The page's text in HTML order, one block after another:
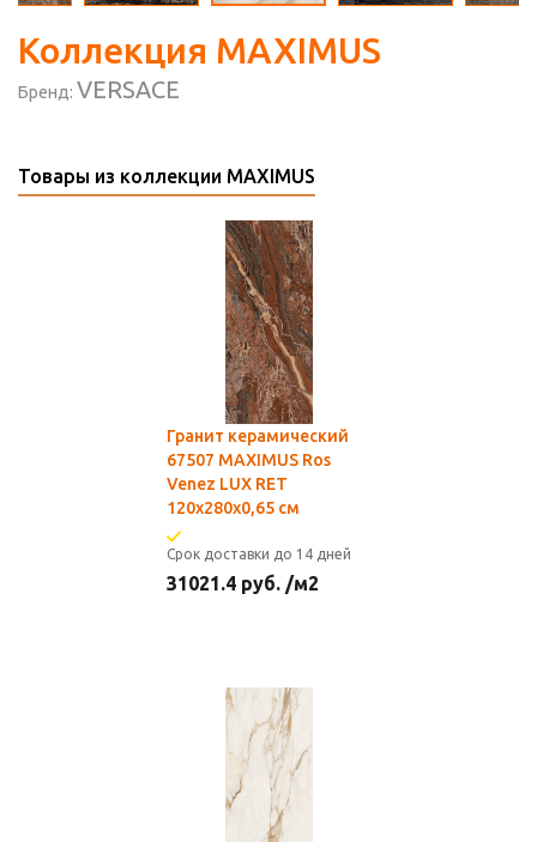
Коллекция MAXIMUS
Бренд: VERSACE
Товары из коллекции MAXIMUS
Гранит керамический
67507 MAXIMUS Ros
Venez LUX RET
120x280x0,65 см
Срок доставки до 14 дней
31021.4 руб. /м2